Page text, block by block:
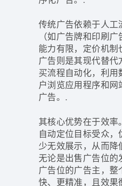
传统广告依赖于人工
（如广告牌和印刷
能力有限，定价机
广告则是其现代替代
买流程自动化，利用
户浏览应用程序和网
广告。.
其核心优势在于效
自动定位目标受众
少无效展示，从而降
无论是出售广告位的
广告位的广告主，整
快、更精准，且效果